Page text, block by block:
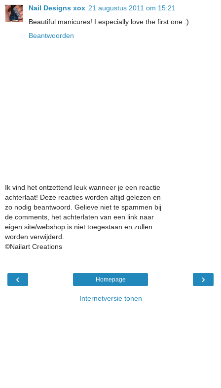
Nail Designs xox 21 augustus 2011 om 15:21
Beautiful manicures! I especially love the first one :)
Beantwoorden
Ik vind het ontzettend leuk wanneer je een reactie
achterlaat! Deze reacties worden altijd gelezen en
zo nodig beantwoord. Gelieve niet te spammen bij
de comments, het achterlaten van een link naar
eigen site/webshop is niet toegestaan en zullen
worden verwijderd.
©Nailart Creations
‹ ›
Homepage
Internetversie tonen